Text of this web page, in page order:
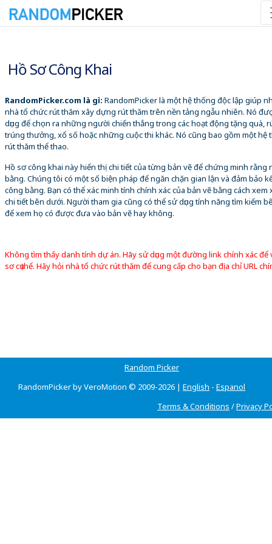
Hồ Sơ Công Khai
RandomPicker.com là gì: RandomPicker là một hệ thống độc lập giúp
nhà tổ chức rút thăm xây dựng rút thăm trên nền tảng ngẫu nhiên. Nó
dụng để chọn ra những người chiến thắng trong các hoạt động tặng quà,
trúng thưởng, xổ số hoặc những cuộc thi khác. Nó cũng bao gồm một hệ
rút thăm thể thao.
Hồ sơ công khai này hiển thị chi tiết của từng bản vẽ để chứng minh rằng
bằng. Chúng tôi có một số biện pháp để ngăn chặn gian lận và đảm bảo
công bằng. Bạn có thể xác minh tính chính xác của bản vẽ bằng cách xem
chi tiết bên dưới. Người tham gia cũng có thể sử dụng tính năng tìm kiếm
để xem họ có được đưa vào bản vẽ hay không.
Không tìm thấy danh tính dự án. Hãy sử dụng một đường link chính xác để
sơ cụ thể. Hãy hỏi nhà tổ chức rút thăm để cung cấp cho bạn địa chỉ URL
Random Picker
RandomPicker by VeroMotion © 2009-2026 | English - Espanol
Terms & Conditions /Privacy